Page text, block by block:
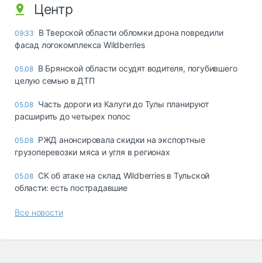
Центр
09:33
В Тверской области обломки дрона повредили
фасад логокомплекса Wildberries
05.08 В Брянской области осудят водителя, погубившего
целую семью в ДТП
05.08 Часть дороги из Калуги до Тулы планируют
расширить до четырех полос
05.08 РЖД анонсировала скидки на экспортные
грузоперевозки мяса и угля в регионах
05.08 СК об атаке на склад Wildberries в Тульской
области: есть пострадавшие
Все новости